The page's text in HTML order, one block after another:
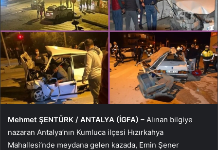
Mehmet ŞENTÜRK / ANTALYA (İGFA) – Alınan bilgiye
nazaran Antalya’nın Kumluca ilçesi Hızırkahya
Mahallesi’nde meydana gelen kazada, Emin Şener